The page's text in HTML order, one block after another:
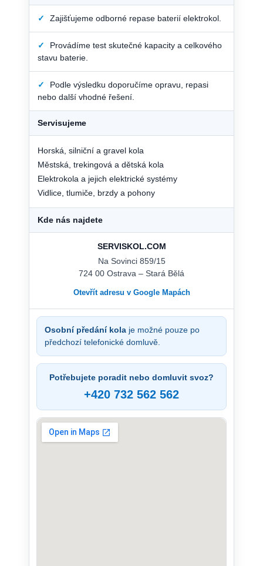
✓ Zajišťujeme odborné repase baterií elektrokol.
✓
Provádíme test skutečné kapacity a celkového
stavu baterie.
✓
Podle výsledku doporučíme opravu, repasi
nebo další vhodné řešení.
Servisujeme
Horská, silniční a gravel kola
Městská, trekingová a dětská kola
Elektrokola a jejich elektrické systémy
Vidlice, tlumiče, brzdy a pohony
Kde nás najdete
SERVISKOL.COM
Na Sovinci 859/15
724 00 Ostrava – Stará Bělá
Otevřít adresu v Google Mapách
Osobní předání kola je možné pouze po
předchozí telefonické domluvě.
Potřebujete poradit nebo domluvit svoz?
+420 732 562 562